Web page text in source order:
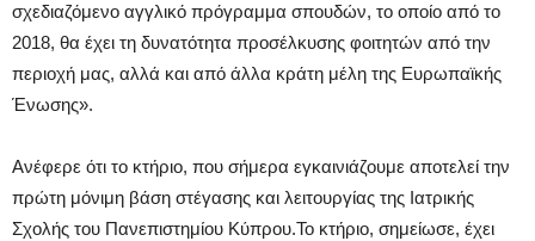
σχεδιαζόμενο αγγλικό πρόγραμμα σπουδών, το οποίο από το
2018, θα έχει τη δυνατότητα προσέλκυσης φοιτητών από την
περιοχή μας, αλλά και από άλλα κράτη μέλη της Ευρωπαϊκής
Ένωσης».
Ανέφερε ότι το κτήριο, που σήμερα εγκαινιάζουμε αποτελεί την
πρώτη μόνιμη βάση στέγασης και λειτουργίας της Ιατρικής
Σχολής του Πανεπιστημίου Κύπρου.Το κτήριο, σημείωσε, έχει